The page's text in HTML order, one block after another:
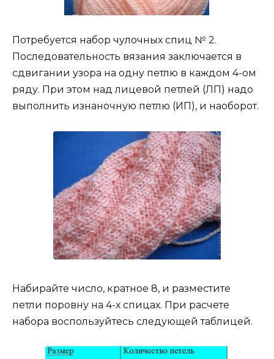
Потребуется набор чулочных спиц № 2.
Последовательность вязания заключается в
сдвигании узора на одну петлю в каждом 4-ом
ряду. При этом над лицевой петлей (ЛП) надо
выполнить изнаночную петлю (ИП), и наоборот.
Набирайте число, кратное 8, и разместите
петли поровну на 4-х спицах. При расчете
набора воспользуйтесь следующей таблицей.